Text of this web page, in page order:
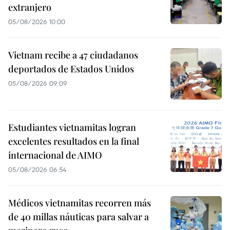
extranjero
05/08/2026 10:00
Vietnam recibe a 47 ciudadanos
deportados de Estados Unidos
05/08/2026 09:09
Estudiantes vietnamitas logran
excelentes resultados en la final
internacional de AIMO
05/08/2026 06:54
Médicos vietnamitas recorren más
de 40 millas náuticas para salvar a